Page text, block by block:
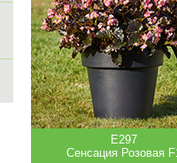
Е297
Сенсация Розовая